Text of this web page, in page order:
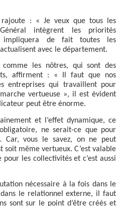
: « Je veux que tous les
intègrent les priorités
impliquera de fait toutes les
avec le département.
comme les nôtres, qui sont des
affirment : « Il faut que nos
entreprises qui travaillent pour
vertueuse », il est évident
peut être énorme.
et l’effet dynamique, ce
ne serait-ce que pour
Car, vous le savez, on ne peut
soit même vertueux. C’est valable
pour les collectivités et c’est aussi
nécessaire à la fois dans le
dans le relationnel externe, il faut
sont sur le point d’être créés et